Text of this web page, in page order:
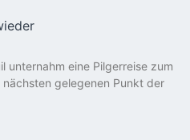
unternahm eine Pilgerreise zum
gelegenen Punkt der